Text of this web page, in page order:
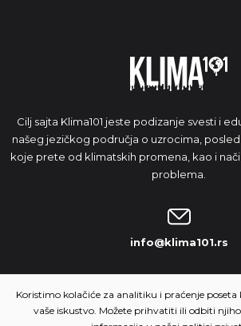
Cilj sajta Klima101 jeste podizanje svesti i
našeg jezičkog područja o uzrocima,
koje prete od klimatskih promena, kao i
problema.
info@klima101.rs
NAŠA IDEJA
Koristimo kolačiće za analitiku i praćenje
vaše iskustvo. Možete prihvatiti ili odbiti